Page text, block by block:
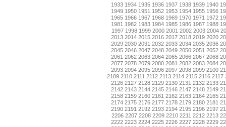
1933 1934 1935 1936 1937 1938 1939 1940
1949 1950 1951 1952 1953 1954 1955 1956
1965 1966 1967 1968 1969 1970 1971 1972
1981 1982 1983 1984 1985 1986 1987 1988
1997 1998 1999 2000 2001 2002 2003 2004
2013 2014 2015 2016 2017 2018 2019 2020
2029 2030 2031 2032 2033 2034 2035 2036
2045 2046 2047 2048 2049 2050 2051 2052
2061 2062 2063 2064 2065 2066 2067 2068
2077 2078 2079 2080 2081 2082 2083 2084
2093 2094 2095 2096 2097 2098 2099 2100
2109 2110 2111 2112 2113 2114 2115 2116 2117
2126 2127 2128 2129 2130 2131 2132 2133
2142 2143 2144 2145 2146 2147 2148 2149
2158 2159 2160 2161 2162 2163 2164 2165
2174 2175 2176 2177 2178 2179 2180 2181
2190 2191 2192 2193 2194 2195 2196 2197
2206 2207 2208 2209 2210 2211 2212 2213
2222 2223 2224 2225 2226 2227 2228 2229